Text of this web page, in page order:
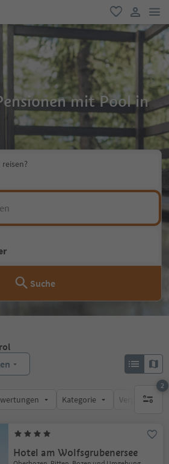
favorit
user link
mit Pool in
Suche
Kategorie
2
aktive
Hotel am Wolfsgrubenersee